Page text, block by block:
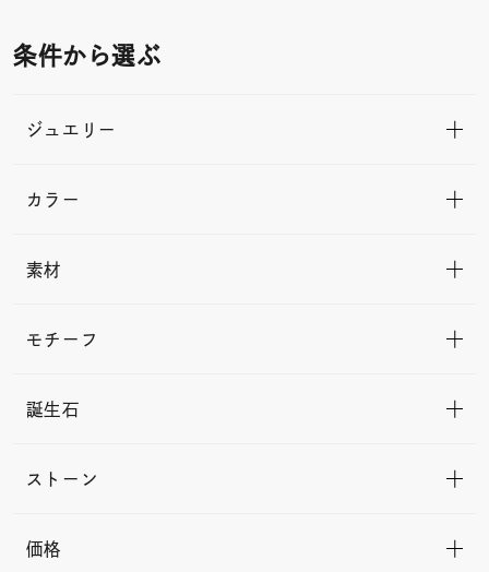
条件から選ぶ
ジュエリー
カラー
素材
モチーフ
誕生石
ストーン
価格